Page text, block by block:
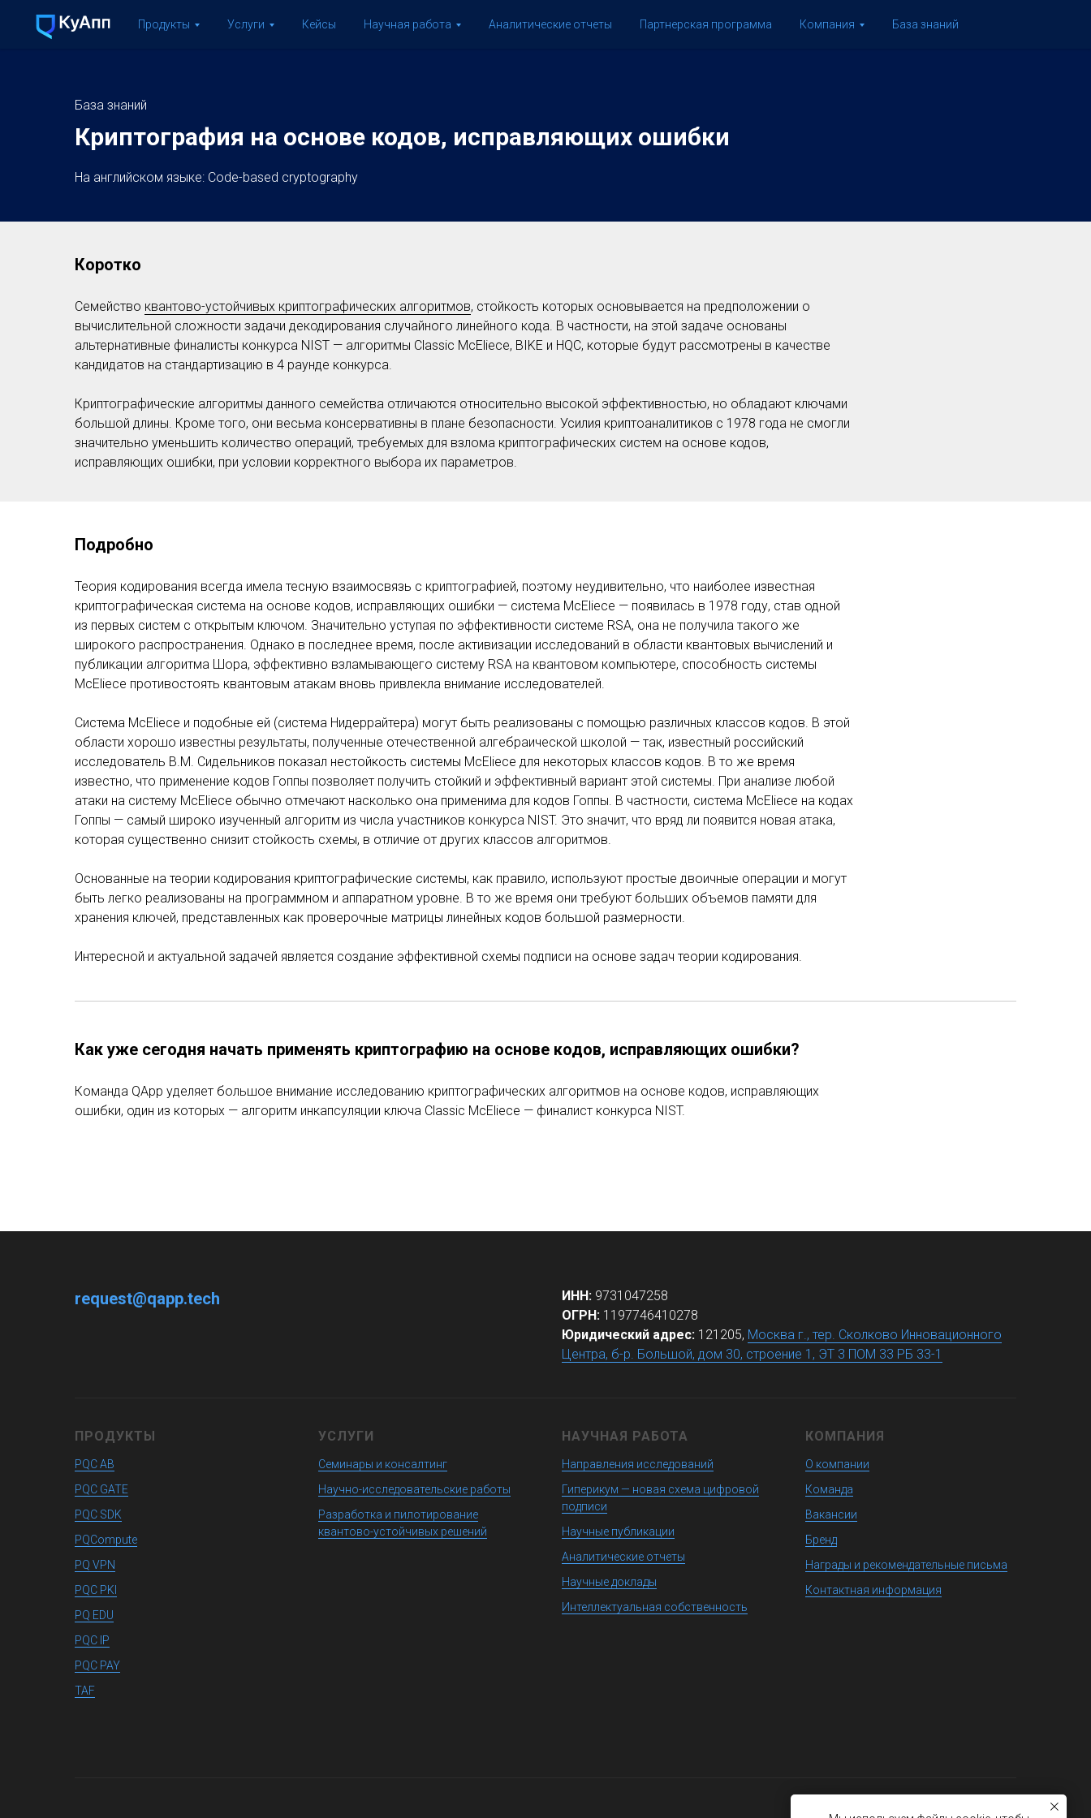
Продукты Услуги Кейсы Научная работа Аналитические отчеты Партнерская программа Компания База знаний
База знаний
Криптография на основе кодов, исправляющих ошибки
На английском языке: Code-based cryptography
Коротко
Семейство квантово-устойчивых криптографических алгоритмов, стойкость которых основывается на предположении о
вычислительной сложности задачи декодирования случайного линейного кода. В частности, на этой задаче основаны
альтернативные финалисты конкурса NIST — алгоритмы Classic McEliece, BIKE и HQC, которые будут рассмотрены в качестве
кандидатов на стандартизацию в 4 раунде конкурса.
Криптографические алгоритмы данного семейства отличаются относительно высокой эффективностью, но обладают ключами
большой длины. Кроме того, они весьма консервативны в плане безопасности. Усилия криптоаналитиков с 1978 года не смогли
значительно уменьшить количество операций, требуемых для взлома криптографических систем на основе кодов,
исправляющих ошибки, при условии корректного выбора их параметров.
Подробно
Теория кодирования всегда имела тесную взаимосвязь с криптографией, поэтому неудивительно, что наиболее известная
криптографическая система на основе кодов, исправляющих ошибки — система McEliece — появилась в 1978 году, став одной
из первых систем с открытым ключом. Значительно уступая по эффективности системе RSA, она не получила такого же
широкого распространения. Однако в последнее время, после активизации исследований в области квантовых вычислений и
публикации алгоритма Шора, эффективно взламывающего систему RSA на квантовом компьютере, способность системы
McEliece противостоять квантовым атакам вновь привлекла внимание исследователей.
Система McEliece и подобные ей (система Нидеррайтера) могут быть реализованы с помощью различных классов кодов. В этой
области хорошо известны результаты, полученные отечественной алгебраической школой — так, известный российский
исследователь В.М. Сидельников показал нестойкость системы McEliece для некоторых классов кодов. В то же время
известно, что применение кодов Гоппы позволяет получить стойкий и эффективный вариант этой системы. При анализе любой
атаки на систему McEliece обычно отмечают насколько она применима для кодов Гоппы. В частности, система McEliece на кодах
Гоппы — самый широко изученный алгоритм из числа участников конкурса NIST. Это значит, что вряд ли появится новая атака,
которая существенно снизит стойкость схемы, в отличие от других классов алгоритмов.
Основанные на теории кодирования криптографические системы, как правило, используют простые двоичные операции и могут
быть легко реализованы на программном и аппаратном уровне. В то же время они требуют больших объемов памяти для
хранения ключей, представленных как проверочные матрицы линейных кодов большой размерности.
Интересной и актуальной задачей является создание эффективной схемы подписи на основе задач теории кодирования.
Как уже сегодня начать применять криптографию на основе кодов, исправляющих ошибки?
Команда QApp уделяет большое внимание исследованию криптографических алгоритмов на основе кодов, исправляющих
ошибки, один из которых — алгоритм инкапсуляции ключа Classic McEliece — финалист конкурса NIST.
request@qapp.tech ИНН: 9731047258
ОГРН: 1197746410278
Юридический адрес: 121205, Москва г., тер. Сколково Инновационного
Центра, б-р. Большой, дом 30, строение 1, ЭТ 3 ПОМ 33 РБ 33-1
ПРОДУКТЫ
PQC AB
PQC GATE
PQC SDK
PQCompute
PQ VPN
PQC PKI
PQ EDU
PQC IP
PQC PAY
TAF
УСЛУГИ
Семинары и консалтинг
Научно-исследовательские работы
Разработка и пилотирование
квантово-устойчивых решений
НАУЧНАЯ РАБОТА
Направления исследований
Гиперикум — новая схема цифровой
подписи
Научные публикации
Аналитические отчеты
Научные доклады
Интеллектуальная собственность
КОМПАНИЯ
О компании
Команда
Вакансии
Бренд
Награды и рекомендательные письма
Контактная информация